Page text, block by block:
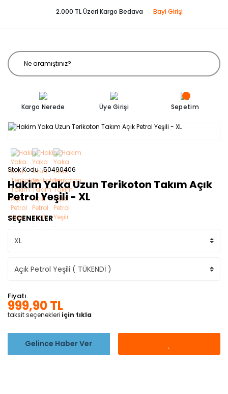
2.000 TL Üzeri Kargo Bedava Bayi Girişi
Kargo Nerede Üye Girişi Sepetim
Stok Kodu 50490406
Hakim Yaka Uzun Terikoton Takım Açık
Petrol Yeşili - XL
SEÇENEKLER
Fiyatı
999,90 TL
taksit seçenekleri için tıkla
Gelince Haber Ver